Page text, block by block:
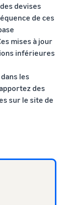
devises
de ces
mises à jour
inférieures
les
des
sur le site de